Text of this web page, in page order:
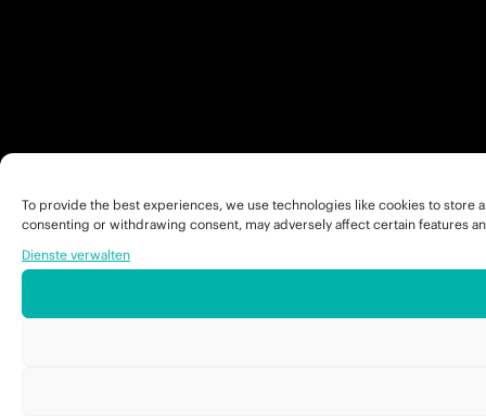
To provide the best experiences, we use technologies like cookies to
consenting or withdrawing consent, may adversely affect certain features
Dienste verwalten